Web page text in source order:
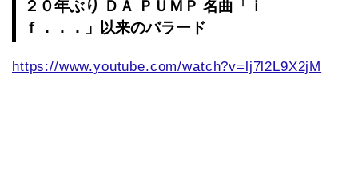
２０年ぶり ＤＡ ＰＵＭＰ 名曲「ｉ
ｆ．．．」以来のバラード
https://www.youtube.com/watch?v=lj7l2L9X2jM